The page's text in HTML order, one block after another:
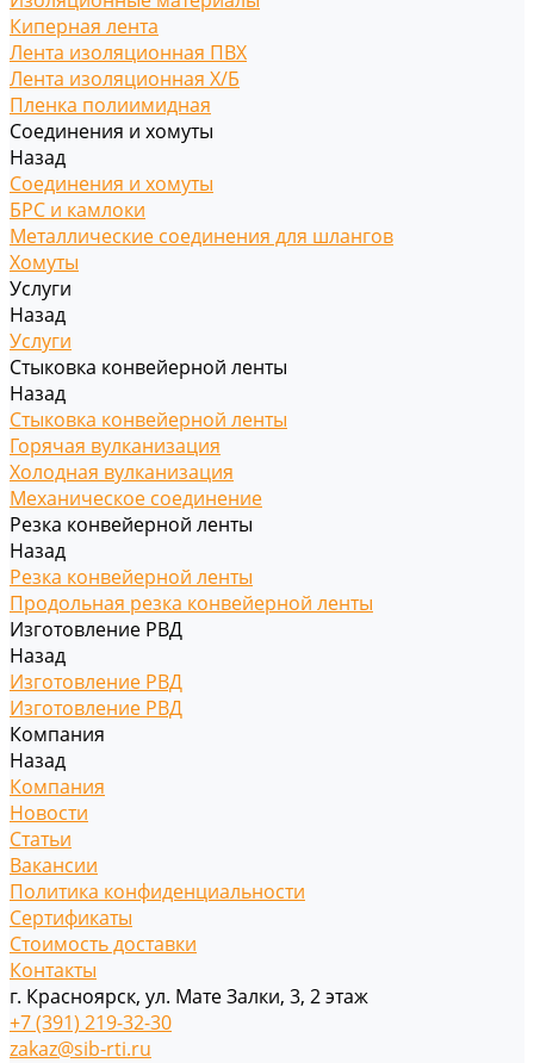
Киперная лента
Лента изоляционная ПВХ
Лента изоляционная Х/Б
Пленка полиимидная
Соединения и хомуты
Назад
Соединения и хомуты
БРС и камлоки
Металлические соединения для шлангов
Хомуты
Услуги
Назад
Услуги
Стыковка конвейерной ленты
Назад
Стыковка конвейерной ленты
Горячая вулканизация
Холодная вулканизация
Механическое соединение
Резка конвейерной ленты
Назад
Резка конвейерной ленты
Продольная резка конвейерной ленты
Изготовление РВД
Назад
Изготовление РВД
Изготовление РВД
Компания
Назад
Компания
Новости
Статьи
Вакансии
Политика конфиденциальности
Сертификаты
Стоимость доставки
Контакты
г. Красноярск, ул. Мате Залки, 3, 2 этаж
+7 (391) 219-32-30
zakaz@sib-rti.ru